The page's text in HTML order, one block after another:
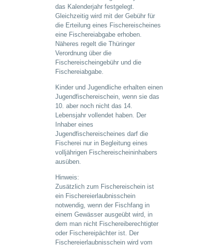
das Kalenderjahr festgelegt.
Gleichzeitig wird mit der Gebühr für
die Erteilung eines Fischereischeines
eine Fischereiabgabe erhoben.
Näheres regelt die Thüringer
Verordnung über die
Fischereischeingebühr und die
Fischereiabgabe.
Kinder und Jugendliche erhalten einen
Jugendfischereischein, wenn sie das
10. aber noch nicht das 14.
Lebensjahr vollendet haben. Der
Inhaber eines
Jugendfischereischeines darf die
Fischerei nur in Begleitung eines
volljährigen Fischereischeininhabers
ausüben.
Hinweis:
Zusätzlich zum Fischereischein ist
ein Fischereierlaubnisschein
notwendig, wenn der Fischfang in
einem Gewässer ausgeübt wird, in
dem man nicht Fischereiberechtigter
oder Fischereipächter ist. Der
Fischereierlaubnisschein wird vom